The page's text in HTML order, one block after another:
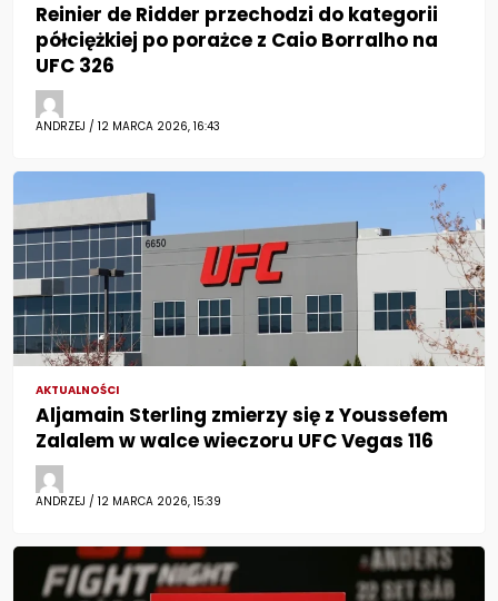
Reinier de Ridder przechodzi do kategorii
półciężkiej po porażce z Caio Borralho na
UFC 326
ANDRZEJ / 12 MARCA 2026, 16:43
AKTUALNOŚCI
Aljamain Sterling zmierzy się z Youssefem
Zalalem w walce wieczoru UFC Vegas 116
ANDRZEJ / 12 MARCA 2026, 15:39